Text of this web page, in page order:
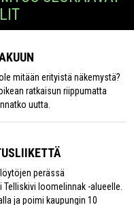
mitään erityistä näkemystä?
ratkaisun riippumatta
uutta.
perässä
loomelinnak -alueelle.
ja poimi kaupungin 10